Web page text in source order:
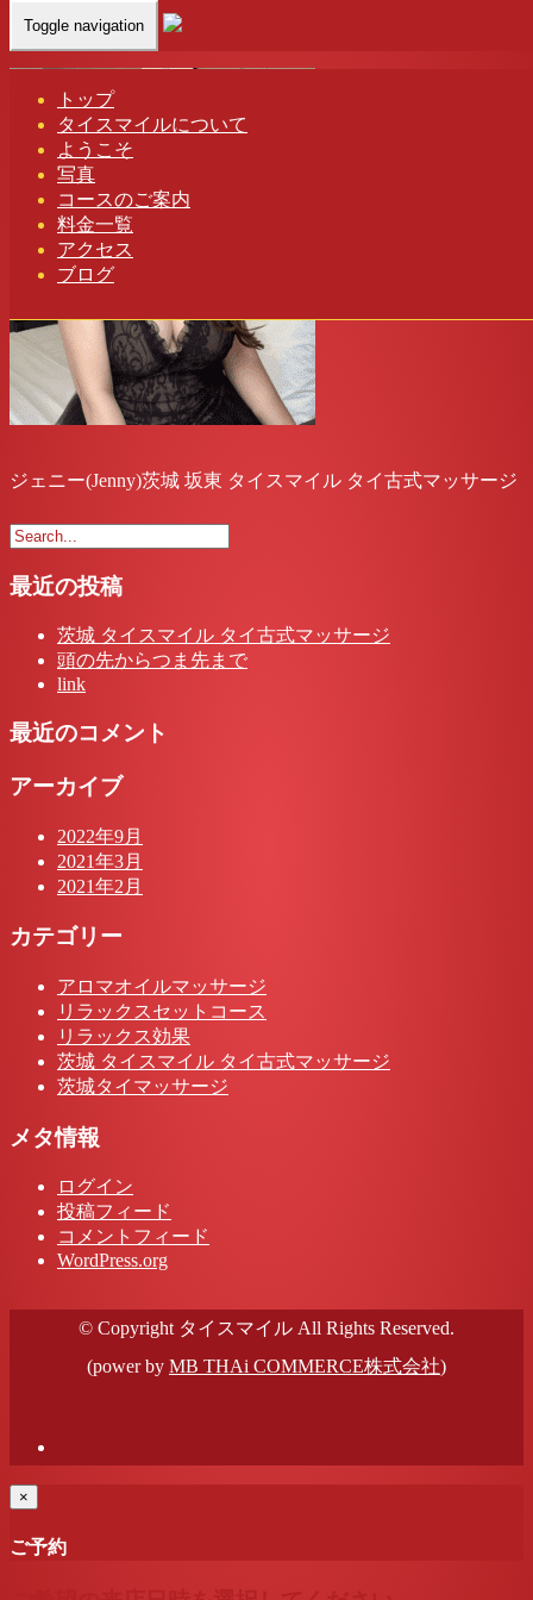
Toggle navigation
トップ
タイスマイルについて
ようこそ
写真
コースのご案内
料金一覧
アクセス
ブログ
Home- ジェ…
ジェニー(Jenny)茨城 坂東 タイスマイル タイ古式マッサージ
最近の投稿
茨城 タイスマイル タイ古式マッサージ
頭の先からつま先まで
link
最近のコメント
アーカイブ
2022年9月
2021年3月
2021年2月
カテゴリー
アロマオイルマッサージ
リラックスセットコース
リラックス効果
茨城 タイスマイル タイ古式マッサージ
茨城タイマッサージ
メタ情報
ログイン
投稿フィード
コメントフィード
WordPress.org
© Copyright タイスマイル All Rights Reserved.
(power by MB THAi COMMERCE株式会社)
×
ご予約